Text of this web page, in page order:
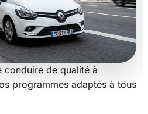
école
conduire de qualité à
programmes adaptés à tous